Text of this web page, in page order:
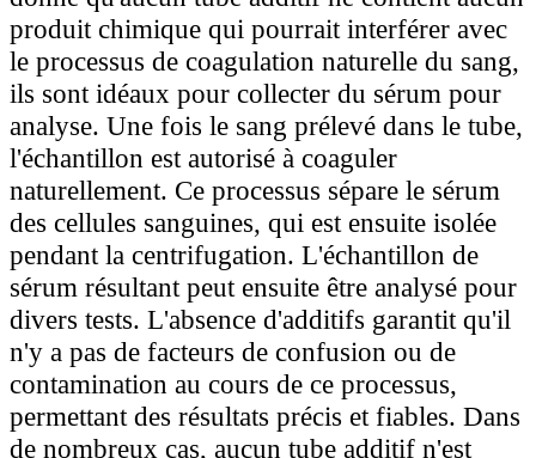
produit chimique qui pourrait interférer avec
le processus de coagulation naturelle du sang,
ils sont idéaux pour collecter du sérum pour
analyse. Une fois le sang prélevé dans le tube,
l'échantillon est autorisé à coaguler
naturellement. Ce processus sépare le sérum
des cellules sanguines, qui est ensuite isolée
pendant la centrifugation. L'échantillon de
sérum résultant peut ensuite être analysé pour
divers tests. L'absence d'additifs garantit qu'il
n'y a pas de facteurs de confusion ou de
contamination au cours de ce processus,
permettant des résultats précis et fiables. Dans
de nombreux cas, aucun tube additif n'est